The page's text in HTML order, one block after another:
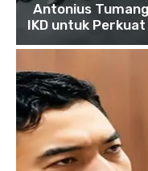
Antonius
IKD untuk